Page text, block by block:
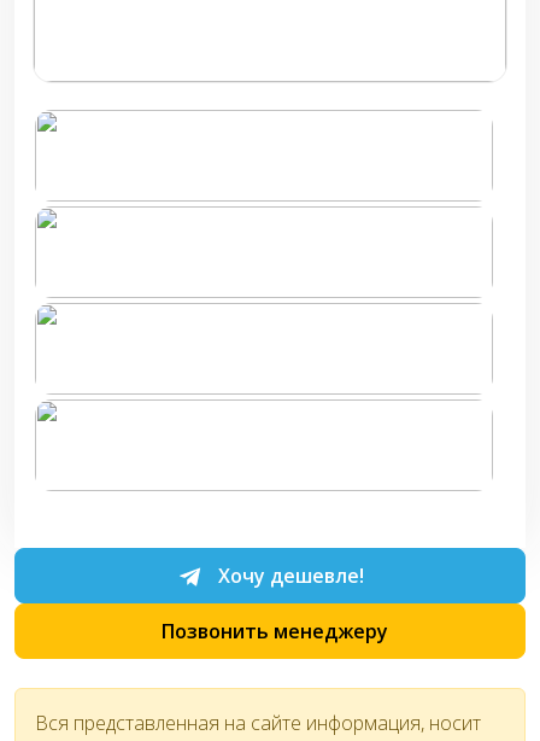
Хочу дешевле!
Позвонить менеджеру
Вся представленная на сайте информация, носит